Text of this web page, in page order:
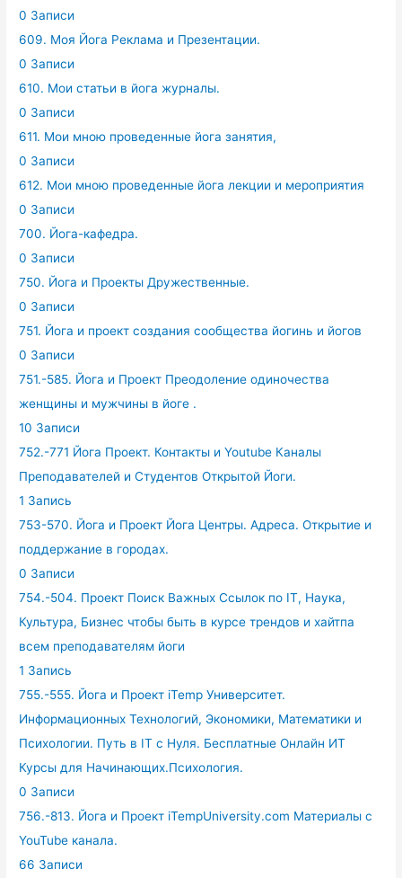
0 Записи
609. Моя Йога Реклама и Презентации.
0 Записи
610. Мои статьи в йога журналы.
0 Записи
611. Мои мною проведенные йога занятия,
0 Записи
612. Мои мною проведенные йога лекции и мероприятия
0 Записи
700. Йога-кафедра.
0 Записи
750. Йога и Проекты Дружественные.
0 Записи
751. Йога и проект создания сообщества йогинь и йогов
0 Записи
751.-585. Йога и Проект Преодоление одиночества
женщины и мужчины в йоге .
10 Записи
752.-771 Йога Проект. Контакты и Youtube Каналы
Преподавателей и Студентов Открытой Йоги.
1 Запись
753-570. Йога и Проект Йога Центры. Адреса. Открытие и
поддержание в городах.
0 Записи
754.-504. Проект Поиск Важных Ссылок по IT, Наука,
Культура, Бизнес чтобы быть в курсе трендов и хайтпа
всем преподавателям йоги
1 Запись
755.-555. Йога и Проект iTemp Университет.
Информационных Технологий, Экономики, Математики и
Психологии. Путь в IT с Нуля. Бесплатные Онлайн ИТ
Курсы для Начинающих.Психология.
0 Записи
756.-813. Йога и Проект iTempUniversity.com Материалы с
YouTube канала.
66 Записи